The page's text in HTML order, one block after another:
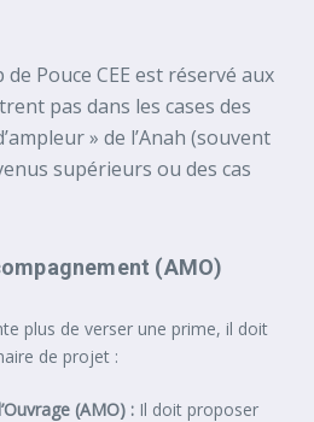
Pouce CEE est réservé aux
pas dans les cases des
» de l’Anah (souvent
supérieurs ou des cas
(AMO)
plus de verser une prime, il doit
de projet :
(AMO) : Il doit proposer